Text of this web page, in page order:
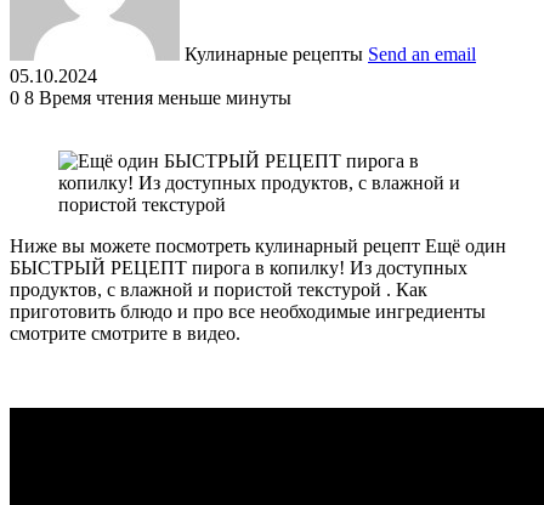
Кулинарные рецепты Send an email
05.10.2024
0 8 Время чтения меньше минуты
Ниже вы можете посмотреть кулинарный рецепт Ещё один
БЫСТРЫЙ РЕЦЕПТ пирога в копилку! Из доступных
продуктов, с влажной и пористой текстурой . Как
приготовить блюдо и про все необходимые ингредиенты
смотрите смотрите в видео.